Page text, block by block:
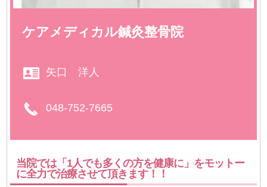
ケアメディカル鍼灸整骨院
矢口 洋人
048-752-7665
当院では「1人でも多くの方を健康に」をモットー
に全力で治療させて頂きます！！